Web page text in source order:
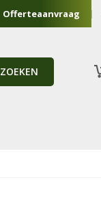
Offerteaanvraag
ZOEKEN